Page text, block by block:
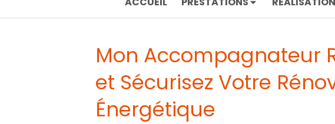
Mon Accompagnateur
et Sécurisez Votre
Énergétique